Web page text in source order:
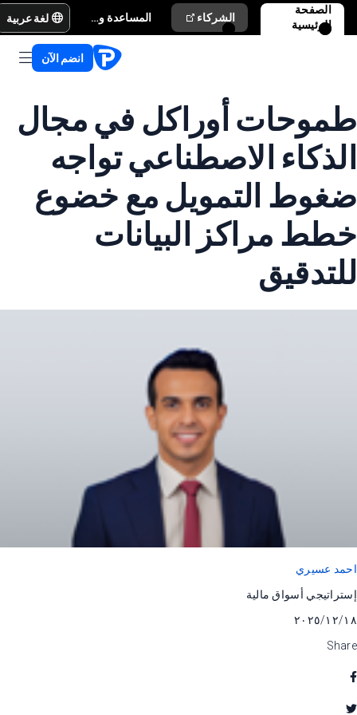
الصفحة
الرئيسية
الشركاء المساعدة والدعم لغة عربية
انضم الآن
طموحات أوراكل في مجال
الذكاء الاصطناعي تواجه
ضغوط التمويل مع خضوع
خطط مراكز البيانات
للتدقيق
احمد عسيري
إستراتيجي أسواق مالية
١٨‏/١٢‏/٢٠٢٥
Share